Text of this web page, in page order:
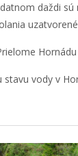
daždi
vody v